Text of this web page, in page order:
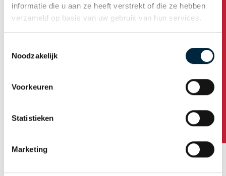
informatie die u aan ze heeft verstrekt of die ze hebben
verzameld op basis van uw gebruik van hun services.
Noodzakelijk
Voorkeuren
Statistieken
Marketing
Heeft u vragen?
Ontdek onzewebshopof neemcontact op als je vragen
hebt of een offerte aan wilt vragen. Of check toch nog